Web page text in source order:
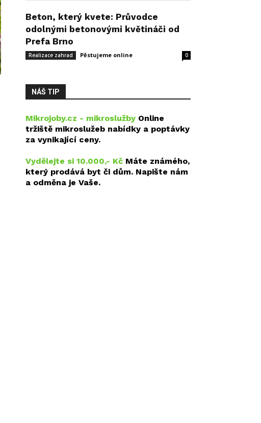
Beton, který kvete: Průvodce
odolnými betonovými květináči od
Prefa Brno
Realizace zahrad Pěstujeme online - 0
NÁŠ TIP
Mikrojoby.cz - mikroslužby Online
tržiště mikroslužeb nabídky a poptávky
za vynikající ceny.
Vydělejte si 10.000,- Kč Máte známého,
který prodává byt či dům. Napište nám
a odměna je Vaše.